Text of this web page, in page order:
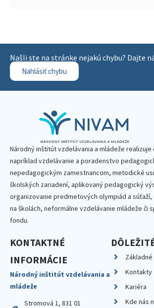
Našli ste na stránke nejakú chybu? Dajte
Nahlásiť chybu
Národný inštitút vzdelávania a mládeže realizuje
napríklad vzdelávanie a poradenstvo
nepedagogickým zamestnancom, metodické
školských zariadení, aplikovaný pedagogický
organizovanie predmetových olympiád a
na školách, neformálne vzdelávanie mládeže či
fondu.
KONTAKTNÉ
INFORMÁCIE
Národný inštitút vzdelávania a
mládeže
Stromová 1, 831 01
Základné
Kontakty
Kariéra
Kde nás